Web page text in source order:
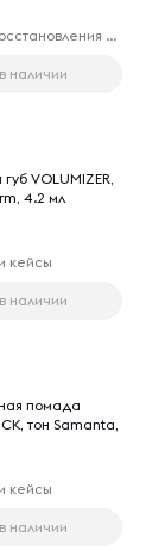
Ботокс для восстановления волос
наличии
VOLUMIZER,
4.2 мл
кейсы
наличии
помада
тон Samanta,
кейсы
наличии